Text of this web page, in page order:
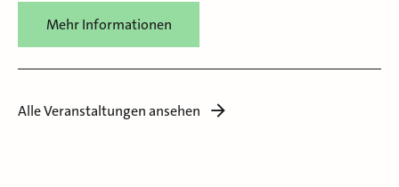
Mehr Informationen
Alle Veranstaltungen ansehen